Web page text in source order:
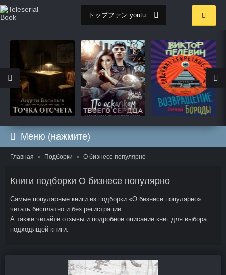
Меню (нажмите)
Главная Подборки О бизнесе популярно
Книги подборки О бизнесе популярно
Самые популярные книги из подборки «О бизнесе популярно»
читать бесплатно и без регистрации.
А также читайте отзывы и подробное описание книг для выбора
подходящей книги.